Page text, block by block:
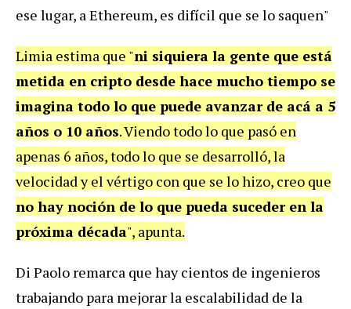
ese lugar, a Ethereum, es difícil que se lo saquen"
Limia estima que "ni siquiera la gente que está
metida en cripto desde hace mucho tiempo se
imagina todo lo que puede avanzar de acá a 5
años o 10 años. Viendo todo lo que pasó en
apenas 6 años, todo lo que se desarrolló, la
velocidad y el vértigo con que se lo hizo, creo que
no hay noción de lo que pueda suceder en la
próxima década", apunta.
Di Paolo remarca que hay cientos de ingenieros
trabajando para mejorar la escalabilidad de la